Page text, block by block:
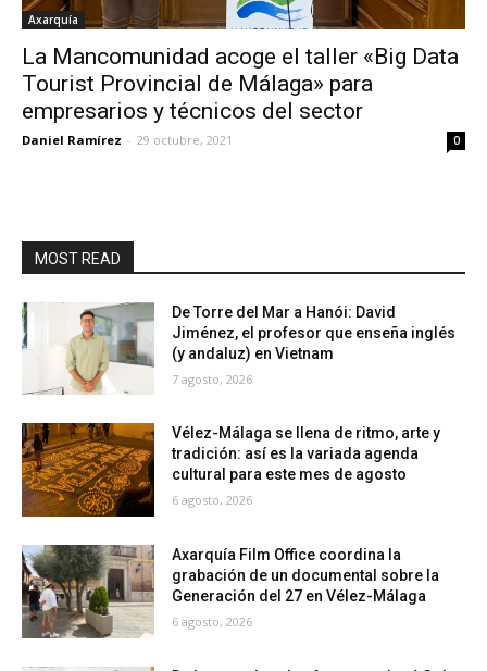
Axarquía
La Mancomunidad acoge el taller «Big Data
Tourist Provincial de Málaga» para
empresarios y técnicos del sector
Daniel Ramírez - 29 octubre, 2021 0
MOST READ
De Torre del Mar a Hanói: David
Jiménez, el profesor que enseña inglés
(y andaluz) en Vietnam
7 agosto, 2026
Vélez-Málaga se llena de ritmo, arte y
tradición: así es la variada agenda
cultural para este mes de agosto
6 agosto, 2026
Axarquía Film Office coordina la
grabación de un documental sobre la
Generación del 27 en Vélez-Málaga
6 agosto, 2026